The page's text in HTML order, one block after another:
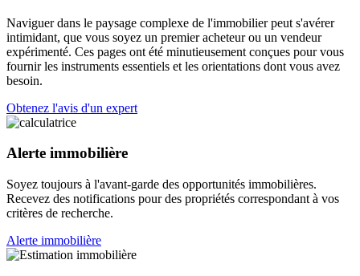
Naviguer dans le paysage complexe de l'immobilier peut s'avérer
intimidant, que vous soyez un premier acheteur ou un vendeur
expérimenté. Ces pages ont été minutieusement conçues pour vous
fournir les instruments essentiels et les orientations dont vous avez
besoin.
Obtenez l'avis d'un expert
Alerte immobilière
Soyez toujours à l'avant-garde des opportunités immobilières.
Recevez des notifications pour des propriétés correspondant à vos
critères de recherche.
Alerte immobilière